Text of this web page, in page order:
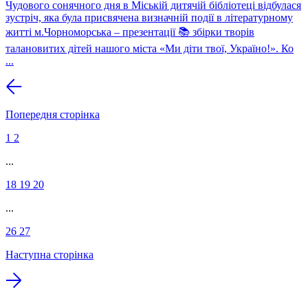
Чудового сонячного дня в Міській дитячій бібліотеці відбулася
зустріч, яка була присвячена визначній події в літературному
житті м.Чорноморська – презентації 📚 збірки творів
талановитих дітей нашого міста «Ми діти твої, Україно!». Ко
...
Попередня сторінка
1 2
...
18 19 20
...
26 27
Наступна сторінка